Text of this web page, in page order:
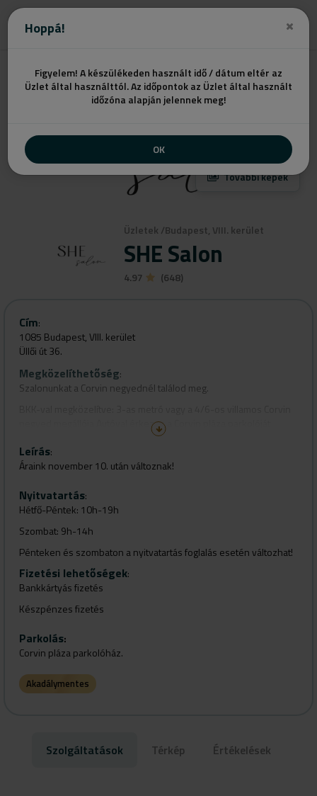
Hoppá!
Figyelem! A készülékeden használt idő / dátum eltér az
Üzlet által használttól. Az időpontok az Üzlet által használt
időzóna alapján jelennek meg!
OK
Üzletek /Budapest, VIII. kerület
SHE Salon
4.97 (648)
További képek
Cím:
1085 Budapest, VIII. kerület
Üllői út 36.
Megközelíthetőség:
Szalonunkat a Corvin negyednél találod meg.
negyed megállója.Autóval érkezve a Corvin pláza parkolóját
Leírás:
Áraink november 10. után változnak!
Nyitvatartás:
Hétfő-Péntek: 10h-19h
Szombat: 9h-14h
Pénteken és szombaton a nyitvatartás foglalás esetén változhat!
Fizetési lehetőségek:
Bankkártyás fizetés
Készpénzes fizetés
Parkolás:
Corvin pláza parkolóház.
Akadálymentes
Szolgáltatások Térkép Értékelések